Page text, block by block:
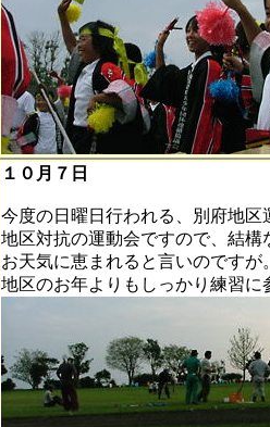
１０月７日
今度の日曜日行われる、別府地区
地区対抗の運動会ですので、結構
お天気に恵まれると言いのですが。
地区のお年よりもしっかり練習に